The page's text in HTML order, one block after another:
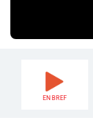
EN BREF